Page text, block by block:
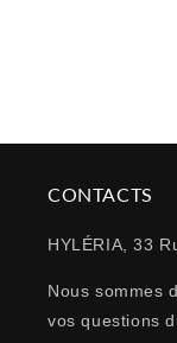
CONTACTS
HYLÉRIA, 33
Nous sommes
vos questions